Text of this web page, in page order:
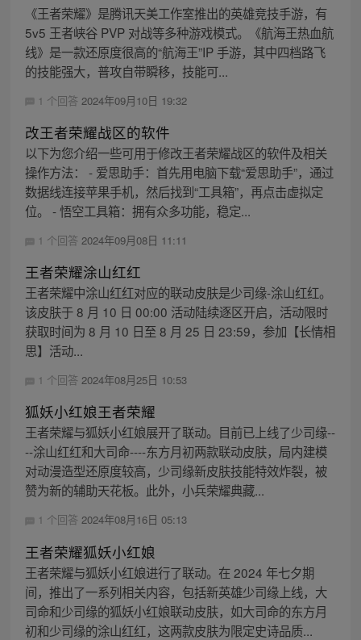
《王者荣耀》是腾讯天美工作室推出的英雄竞技手游，有
5v5 王者峡谷 PVP 对战等多种游戏模式。《航海王热血航
线》是一款还原度很高的“航海王”IP 手游，其中四档路飞
的技能强大，普攻自带瞬移，技能可...
1 个回答 2024年09月10日 19:32
改王者荣耀战区的软件
以下为您介绍一些可用于修改王者荣耀战区的软件及相关
操作方法： - 爱思助手：首先用电脑下载“爱思助手”，通过
数据线连接苹果手机，然后找到“工具箱”，再点击虚拟定
位。 - 悟空工具箱：拥有众多功能，稳定...
1 个回答 2024年09月08日 11:11
王者荣耀涂山红红
王者荣耀中涂山红红对应的联动皮肤是少司缘-涂山红红。
该皮肤于 8 月 10 日 00:00 活动陆续逐区开启，活动限时
获取时间为 8 月 10 日至 8 月 25 日 23:59，参加【长情相
思】活动...
1 个回答 2024年08月25日 10:53
狐妖小红娘王者荣耀
王者荣耀与狐妖小红娘展开了联动。目前已上线了少司缘--
--涂山红红和大司命----东方月初两款联动皮肤，局内建模
对动漫造型还原度较高，少司缘新皮肤技能特效炸裂，被
赞为新的辅助天花板。此外，小兵荣耀典藏...
1 个回答 2024年08月16日 05:13
王者荣耀狐妖小红娘
王者荣耀与狐妖小红娘进行了联动。在 2024 年七夕期
间，推出了一系列相关内容，包括新英雄少司缘上线，大
司命和少司缘的狐妖小红娘联动皮肤，如大司命的东方月
初和少司缘的涂山红红，这两款皮肤为限定史诗品质...